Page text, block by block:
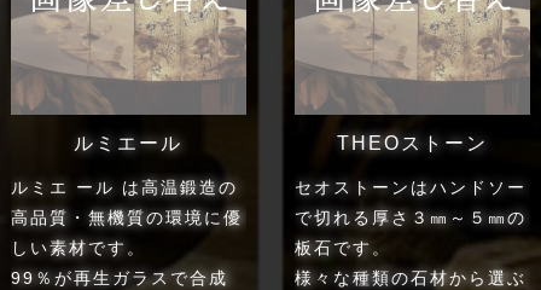
ルミエール
ルミエ ール は高温鍛造の
高品質・無機質の環境に優
しい素材です。
99％が再生ガラスで合成
THEOストーン
セオストーンはハンドソー
で切れる厚さ３㎜～５㎜の
板石です。
様々な種類の石材から選ぶ